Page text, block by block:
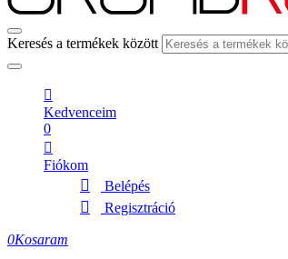
Keresés a termékek között
Kedvenceim
0
Fiókom
Belépés
Regisztráció
0Kosaram